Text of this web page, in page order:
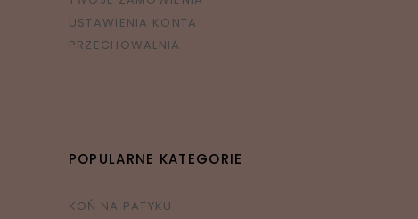
USTAWIENIA KONTA
PRZECHOWALNIA
POPULARNE KATEGORIE
KOŃ NA PATYKU